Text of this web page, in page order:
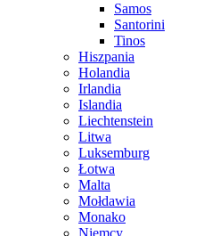
Samos
Santorini
Tinos
Hiszpania
Holandia
Irlandia
Islandia
Liechtenstein
Litwa
Luksemburg
Łotwa
Malta
Mołdawia
Monako
Niemcy